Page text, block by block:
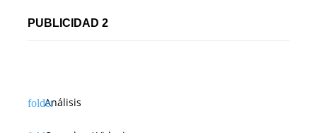
PUBLICIDAD 2
Análisis